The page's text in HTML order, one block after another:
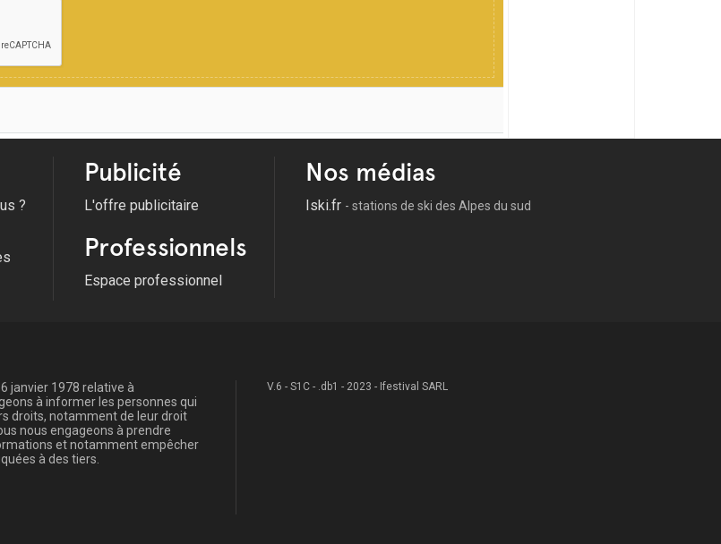
?
Publicité
L'offre publicitaire
Professionnels
Espace professionnel
Nos médias
Iski.fr - stations de ski des Alpes du sud
janvier 1978 relative à
à informer les personnes qui
droits, notamment de leur droit
nous engageons à prendre
et notamment empêcher
à des tiers.
V.6 - S1C - .db1 - 2023 - Ifestival SARL